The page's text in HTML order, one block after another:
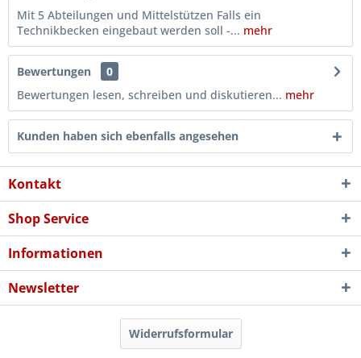
Mit 5 Abteilungen und Mittelstützen Falls ein
Technikbecken eingebaut werden soll -... mehr
Bewertungen
0
Bewertungen lesen, schreiben und diskutieren... mehr
Kunden haben sich ebenfalls angesehen
Kontakt
Shop Service
Informationen
Newsletter
Widerrufsformular